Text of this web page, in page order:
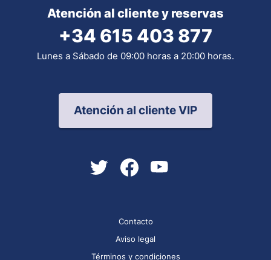
Atención al cliente y reservas
+34 615 403 877
Lunes a Sábado de 09:00 horas a 20:00 horas.
Atención al cliente VIP
Contacto
Aviso legal
Términos y condiciones